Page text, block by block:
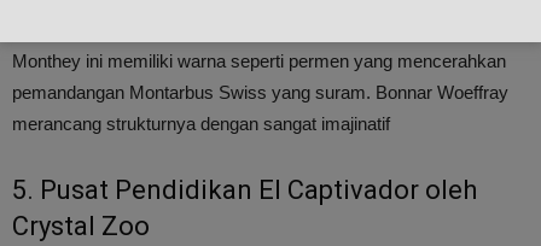
Monthey ini memiliki warna seperti permen yang mencerahkan
pemandangan Montarbus Swiss yang suram. Bonnar Woeffray
merancang strukturnya dengan sangat imajinatif
5. Pusat Pendidikan El Captivador oleh
Crystal Zoo